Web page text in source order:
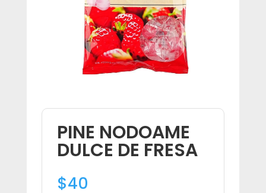
PINE NODOAME
DULCE DE FRESA
$40